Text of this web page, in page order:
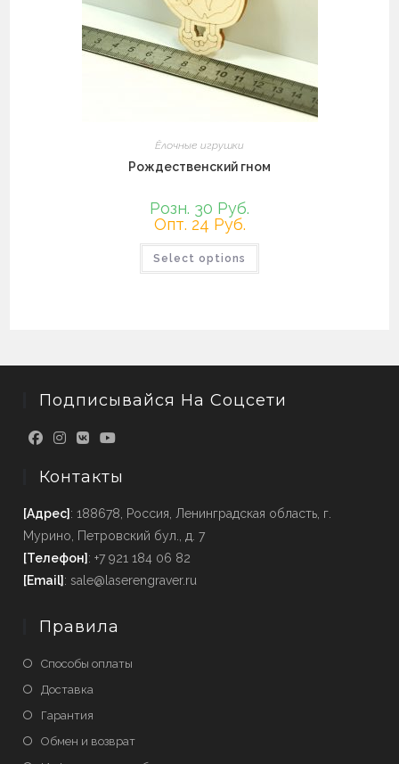
Ёлочные игрушки
Рождественский гном
Розн. 30 Руб.
Опт. 24 Руб.
Select options
Подписывайся На Соцсети
Контакты
[Адрес]: 188678, Россия, Ленинградская область, г.
Мурино, Петровский бул., д. 7
[Телефон]: +7 921 184 06 82
[Email]: sale@laserengraver.ru
Правила
Способы оплаты
Доставка
Гарантия
Обмен и возврат